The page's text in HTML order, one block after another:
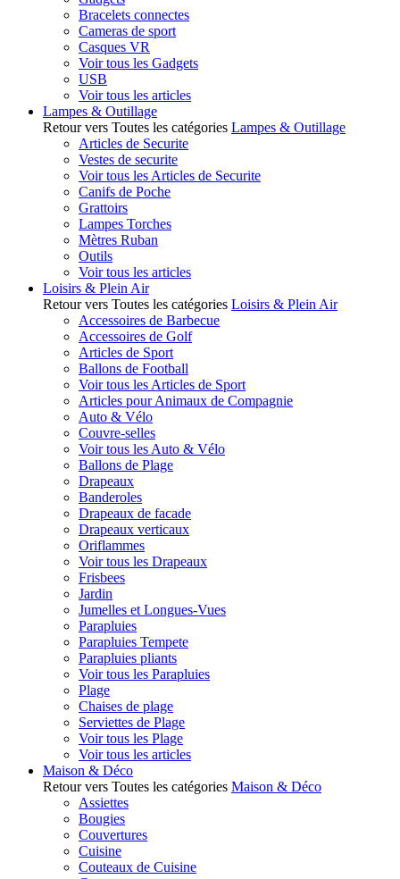
Bracelets connectes
Cameras de sport
Casques VR
Voir tous les Gadgets
USB
Voir tous les articles
Lampes & Outillage
Retour vers Toutes les catégories Lampes & Outillage
Articles de Securite
Vestes de securite
Voir tous les Articles de Securite
Canifs de Poche
Grattoirs
Lampes Torches
Mètres Ruban
Outils
Voir tous les articles
Loisirs & Plein Air
Retour vers Toutes les catégories Loisirs & Plein Air
Accessoires de Barbecue
Accessoires de Golf
Articles de Sport
Ballons de Football
Voir tous les Articles de Sport
Articles pour Animaux de Compagnie
Auto & Vélo
Couvre-selles
Voir tous les Auto & Vélo
Ballons de Plage
Drapeaux
Banderoles
Drapeaux de facade
Drapeaux verticaux
Oriflammes
Voir tous les Drapeaux
Frisbees
Jardin
Jumelles et Longues-Vues
Parapluies
Parapluies Tempete
Parapluies pliants
Voir tous les Parapluies
Plage
Chaises de plage
Serviettes de Plage
Voir tous les Plage
Voir tous les articles
Maison & Déco
Retour vers Toutes les catégories Maison & Déco
Assiettes
Bougies
Couvertures
Cuisine
Couteaux de Cuisine